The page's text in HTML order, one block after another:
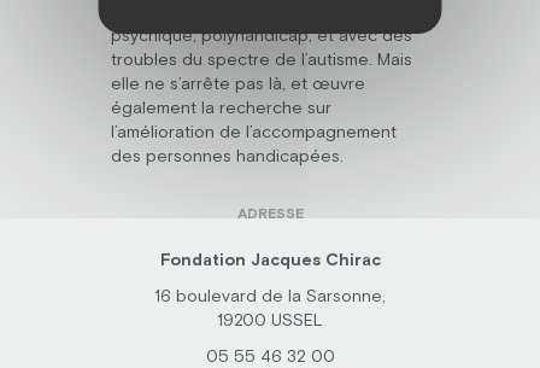
psychique, polyhandicap, et avec des
troubles du spectre de l’autisme. Mais
elle ne s’arrête pas là, et œuvre
également la recherche sur
l’amélioration de l’accompagnement
des personnes handicapées.
ADRESSE
Fondation Jacques Chirac
16 boulevard de la Sarsonne,
19200 USSEL
05 55 46 32 00